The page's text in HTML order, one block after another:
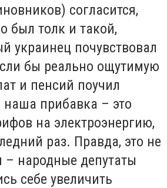
согласится,
был толк и такой,
украинец почувствовал
бы реально ощутимую
и пенсий поучил
наша прибавка – это
на электроэнергию,
раз. Правда, это не
народные депутаты
себе увеличить